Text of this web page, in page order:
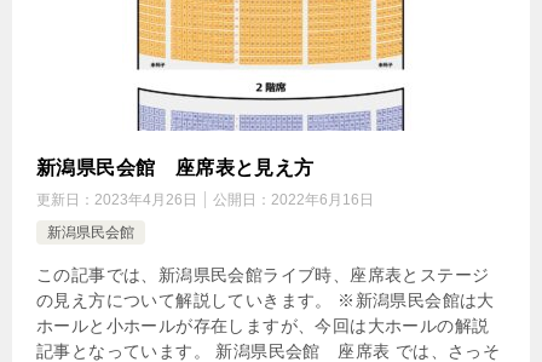
新潟県民会館 座席表と見え方
更新日： 2023年4月26日 公開日： 2022年6月16日
新潟県民会館
この記事では、新潟県民会館ライブ時、座席表とステージ
の見え方について解説していきます。 ※新潟県民会館は大
ホールと小ホールが存在しますが、今回は大ホールの解説
記事となっています。 新潟県民会館 座席表 では、さっそ